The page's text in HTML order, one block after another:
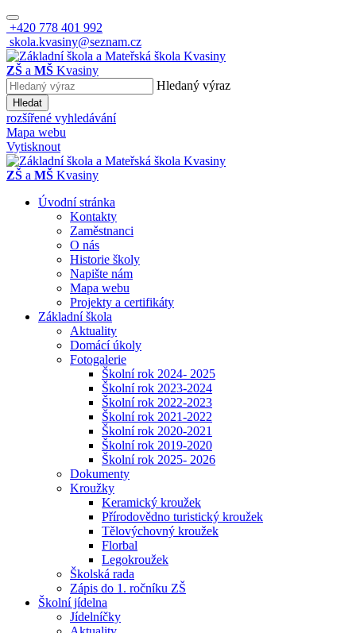
+420 778 401 992
skola.kvasiny@seznam.cz
ZŠ a MŠ Kvasiny
Hledaný výraz
Hledat
rozšířené vyhledávání
Mapa webu
Vytisknout
ZŠ a MŠ Kvasiny
Úvodní stránka
Kontakty
Zaměstnanci
O nás
Historie školy
Napište nám
Mapa webu
Projekty a certifikáty
Základní škola
Aktuality
Domácí úkoly
Fotogalerie
Školní rok 2024- 2025
Školní rok 2023-2024
Školní rok 2022-2023
Školní rok 2021-2022
Školní rok 2020-2021
Školní rok 2019-2020
Školní rok 2025- 2026
Dokumenty
Kroužky
Keramický kroužek
Přírodovědno turistický kroužek
Tělovýchovný kroužek
Florbal
Legokroužek
Školská rada
Zápis do 1. ročníku ZŠ
Školní jídelna
Jídelníčky